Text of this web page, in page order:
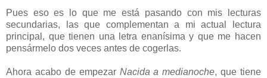
Pues eso es lo que me está pasando con mis lecturas
secundarias, las que complementan a mi actual lectura
principal, que tienen una letra enanísima y que me hacen
pensármelo dos veces antes de cogerlas.
Ahora acabo de empezar Nacida a medianoche, que tiene